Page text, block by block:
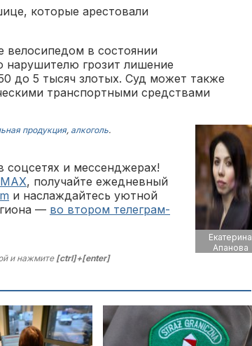
которые арестовали
велосипедом в состоянии
нарушителю грозит лишение
до 5 тысяч злотых. Суд может также
транспортными средствами
Екатерина
Апанова
продукция, алкоголь.
соцсетях и мессенджерах!
, получайте ежедневный
и наслаждайтесь уютной
— во втором телеграм-
и нажмите[ctrl]+[enter]